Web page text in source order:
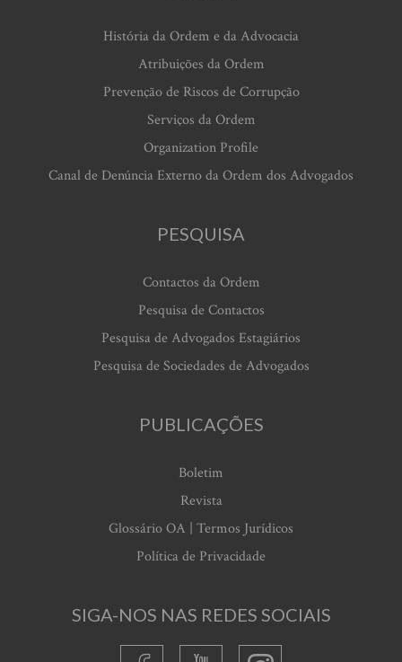
História da Ordem e da Advocacia
Atribuições da Ordem
Prevenção de Riscos de Corrupção
Serviços da Ordem
Organization Profile
Canal de Denúncia Externo da Ordem dos Advogados
PESQUISA
Contactos da Ordem
Pesquisa de Contactos
Pesquisa de Advogados Estagiários
Pesquisa de Sociedades de Advogados
PUBLICAÇÕES
Boletim
Revista
Glossário OA | Termos Jurídicos
Política de Privacidade
SIGA-NOS NAS REDES SOCIAIS